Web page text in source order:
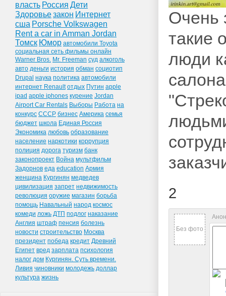
власть Россия Дети
Здоровьезакон Интернет
сша Porsche Volkswagen
Rent a car in Amman Jordan
Томск Юмор автомобили Toyota
социальная сеть фильмы онлайн
Warner Bros. Mr. Freeman суд алкоголь
авто деньги история обман социотип
Drupal наука политика автомобили
интернет Renault отдых Путин apple
ipad apple iphones курение Jordan
Airport Car Rentals Выборы Работа на
конкурс СССР бизнес Америка семья
бюджет школа Единая Россия
Экономика любовь образование
население наркотики коррупция
полиция дорога туризм банк
законопроект Война мультфильм
Задорнов еда education Армия
женщина Кургинян медведев
цивилизация запрет недвижимость
революция оружие магазин борьба
помощь Навальный народ космос
комеди ложь ДТП подлог наказание
Англия штраф пенсия болезнь
новости строительство Москва
президент победа кредит Древний
Египет вред зарплата психология
налог дом Кургинян. Суть времени.
Ливия чиновники молодежь доллар
культура жизнь
Очень
такие
люди
2
Без фото